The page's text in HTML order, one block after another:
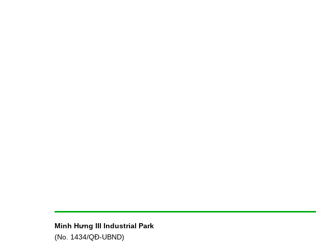
Minh Hưng III Industrial Park
(No. 1434/QĐ-UBND)